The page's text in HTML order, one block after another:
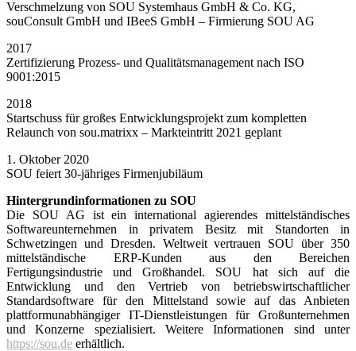
Verschmelzung von SOU Systemhaus GmbH & Co. KG,
souConsult GmbH und IBeeS GmbH – Firmierung SOU AG
2017
Zertifizierung Prozess- und Qualitätsmanagement nach ISO
9001:2015
2018
Startschuss für großes Entwicklungsprojekt zum kompletten
Relaunch von sou.matrixx – Markteintritt 2021 geplant
1. Oktober 2020
SOU feiert 30-jähriges Firmenjubiläum
Hintergrundinformationen zu SOU
Die SOU AG ist ein international agierendes mittelständisches
Softwareunternehmen in privatem Besitz mit Standorten in
Schwetzingen und Dresden. Weltweit vertrauen SOU über 350
mittelständische ERP-Kunden aus den Bereichen
Fertigungsindustrie und Großhandel. SOU hat sich auf die
Entwicklung und den Vertrieb von betriebswirtschaftlicher
Standardsoftware für den Mittelstand sowie auf das Anbieten
plattformunabhängiger IT-Dienstleistungen für Großunter­nehmen
und Konzerne spezialisiert. Weitere Informationen sind unter
https://sou.de erhältlich.